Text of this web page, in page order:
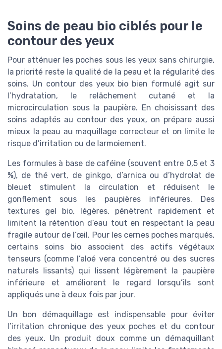
Soins de peau bio ciblés pour le
contour des yeux
Pour atténuer les poches sous les yeux sans chirurgie,
la priorité reste la qualité de la peau et la régularité des
soins. Un contour des yeux bio bien formulé agit sur
l’hydratation, le relâchement cutané et la
microcirculation sous la paupière. En choisissant des
soins adaptés au contour des yeux, on prépare aussi
mieux la peau au maquillage correcteur et on limite le
risque d’irritation ou de larmoiement.
Les formules à base de caféine (souvent entre 0,5 et 3
%), de thé vert, de ginkgo, d’arnica ou d’hydrolat de
bleuet stimulent la circulation et réduisent le
gonflement sous les paupières inférieures. Des
textures gel bio, légères, pénètrent rapidement et
limitent la rétention d’eau tout en respectant la peau
fragile autour de l’œil. Pour les cernes poches marqués,
certains soins bio associent des actifs végétaux
tenseurs (comme l’aloé vera concentré ou des sucres
naturels lissants) qui lissent légèrement la paupière
inférieure et améliorent le regard lorsqu’ils sont
appliqués une à deux fois par jour.
Un bon démaquillage est indispensable pour éviter
l’irritation chronique des yeux poches et du contour
des yeux. Un produit doux comme un démaquillant